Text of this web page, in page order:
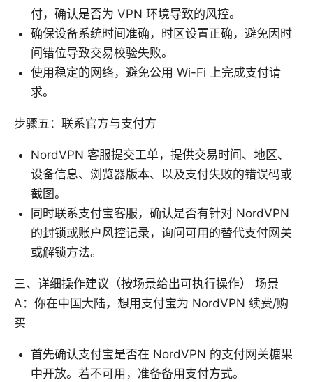
付，确认是否为 VPN 环境导致的风控。
确保设备系统时间准确，时区设置正确，避免因时
间错位导致交易校验失败。
使用稳定的网络，避免公用 Wi-Fi 上完成支付请
求。
步骤五：联系官方与支付方
NordVPN 客服提交工单，提供交易时间、地区、
设备信息、浏览器版本、以及支付失败的错误码或
截图。
同时联系支付宝客服，确认是否有针对 NordVPN
的封锁或账户风控记录，询问可用的替代支付网关
或解锁方法。
三、详细操作建议（按场景给出可执行操作） 场景
A：你在中国大陆，想用支付宝为 NordVPN 续费/购
买
首先确认支付宝是否在 NordVPN 的支付网关糖果
中开放。若不可用，准备备用支付方式。